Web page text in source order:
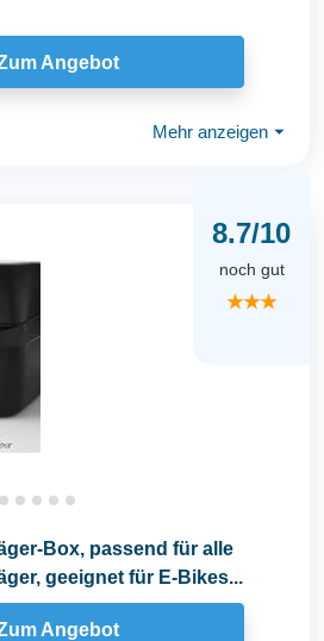
Angebot
Mehr anzeigen ⏷
8.7/10
noch gut
★★★
Box, passend für alle
geeignet für E-Bikes...
Angebot